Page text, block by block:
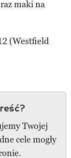
maki na
(Westfield
Twojej
cele mogły